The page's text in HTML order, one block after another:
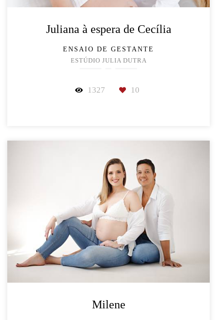
Juliana à espera de Cecília
ENSAIO DE GESTANTE
ESTÚDIO JULIA DUTRA
1327 10
Milene